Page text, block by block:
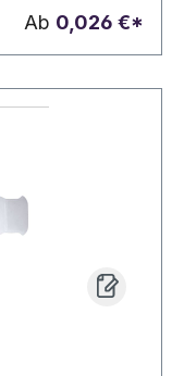
Ab 0,026 €*